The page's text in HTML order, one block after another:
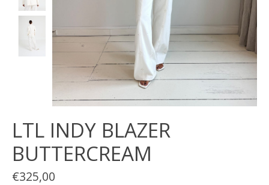
LTL INDY BLAZER
BUTTERCREAM
€325,00